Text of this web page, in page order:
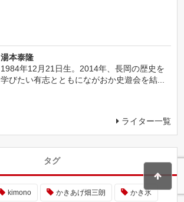
湯本泰隆
1984年12月21日生。2014年、長岡の歴史を
学びたい有志とともにながおか史遊会を結...
ライター一覧
タグ
kimono かきあげ畑三朗 かき氷